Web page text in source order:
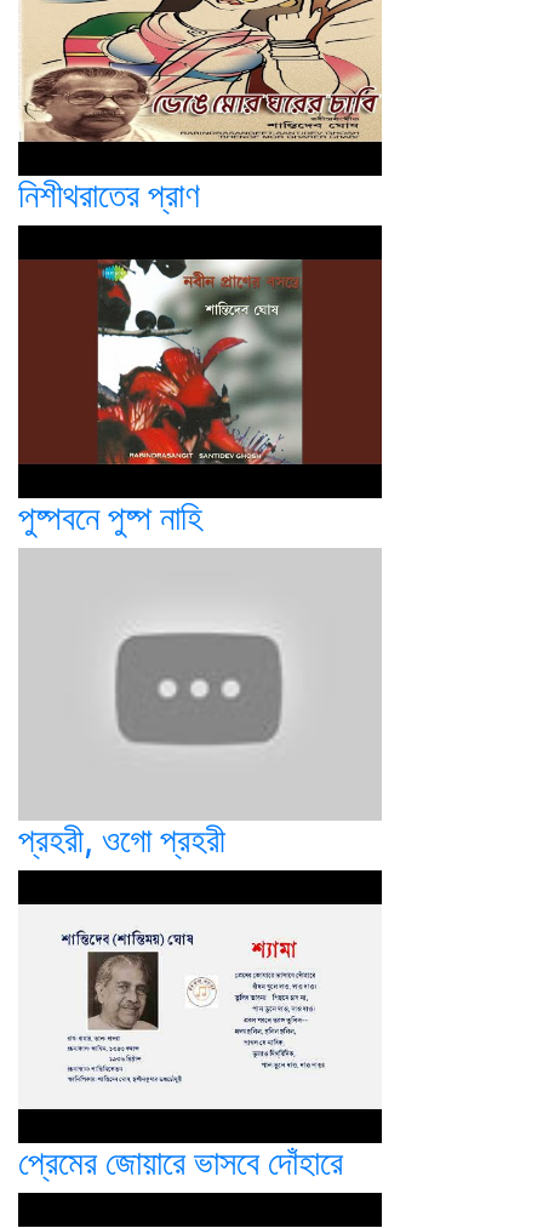
নিশীথরাতের প্রাণ
পুষ্পবনে পুষ্প নাহি
প্রহরী, ওগো প্রহরী
প্রেমের জোয়ারে ভাসবে দোঁহারে